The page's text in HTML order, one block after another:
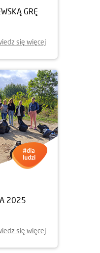
GRĘ
się więcej
2025
się więcej